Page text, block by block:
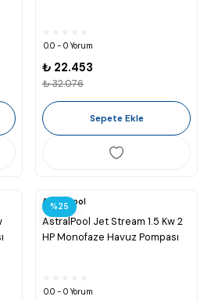
0.0 - 0 Yorum
₺ 22.453
₺ 32.076
Sepete Ekle
%25
Astralpool
AstralPool Jet Stream 1.5 Kw 2
HP Monofaze Havuz Pompası
0.0 - 0 Yorum